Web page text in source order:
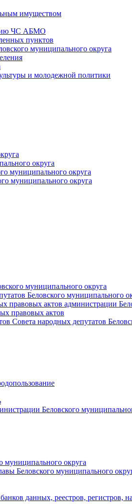
имуществом
ЧС АБМО
пунктов
муниципального округа
и молодежной политики
округа
муниципального округа
муниципального округа
муниципального округа
Беловского муниципального
правовых актов администрации
правовых актов
Совета народных депутатов
Беловского
муниципального округа
Беловского муниципального
данных, реестров, регистров,